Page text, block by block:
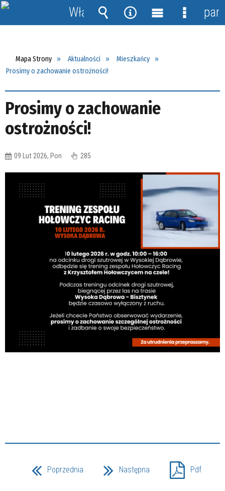
Mapa Strony Aktualności
Mieszkańcy
Prosimy o zachowanie ostrożności!
Prosimy o zachowanie
ostrożności!
09 Lut 2026, Pon 285
Poprzednia Następna Pdf
Włącz
powiadomienia
Wyszukiwarka
Narzędzia
MenuMenu